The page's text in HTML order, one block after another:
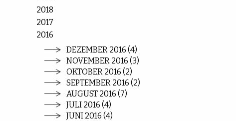
2018
2017
2016
DEZEMBER 2016 (4)
NOVEMBER 2016 (3)
OKTOBER 2016 (2)
SEPTEMBER 2016 (2)
AUGUST 2016 (7)
JULI 2016 (4)
JUNI 2016 (4)